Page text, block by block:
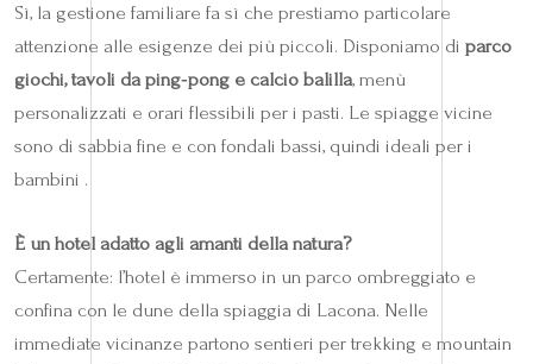
Sì, la gestione familiare fa sì che prestiamo particolare
attenzione alle esigenze dei più piccoli. Disponiamo di parco
giochi, tavoli da ping‑pong e calcio balilla, menù
personalizzati e orari flessibili per i pasti. Le spiagge vicine
sono di sabbia fine e con fondali bassi, quindi ideali per i
bambini .
È un hotel adatto agli amanti della natura?
Certamente: l’hotel è immerso in un parco ombreggiato e
confina con le dune della spiaggia di Lacona. Nelle
immediate vicinanze partono sentieri per trekking e mountain